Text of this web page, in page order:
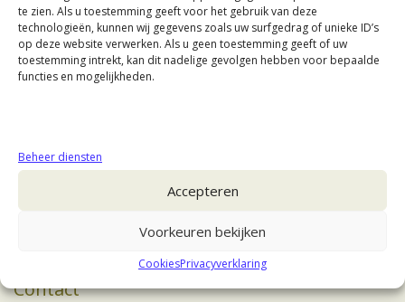
te zien. Als u toestemming geeft voor het gebruik van deze
technologieën, kunnen wij gegevens zoals uw surfgedrag of unieke ID’s
op deze website verwerken. Als u geen toestemming geeft of uw
toestemming intrekt, kan dit nadelige gevolgen hebben voor bepaalde
functies en mogelijkheden.
Beheer diensten
Accepteren
Voorkeuren bekijken
CookiesPrivacyverklaring
Contact